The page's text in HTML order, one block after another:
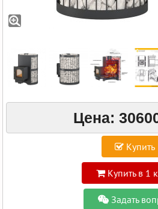
Цена:
Купить
Купить в 1
Задать